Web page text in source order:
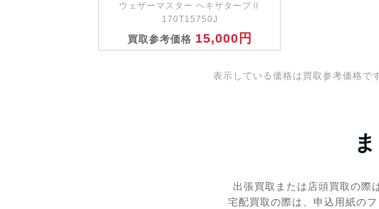
ウェザーマスター ヘキサタープⅡ
170T15750J
買取参考価格 15,000円
表示している価格は買取参考価格で
出張買取または店頭買取の際
宅配買取の際は、申込用紙の